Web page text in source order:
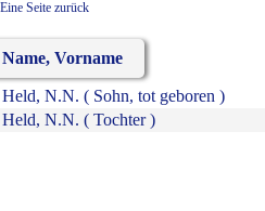
Eine Seite zurück
Name, Vorname
Held, N.N. ( Sohn, tot geboren )
Held, N.N. ( Tochter )